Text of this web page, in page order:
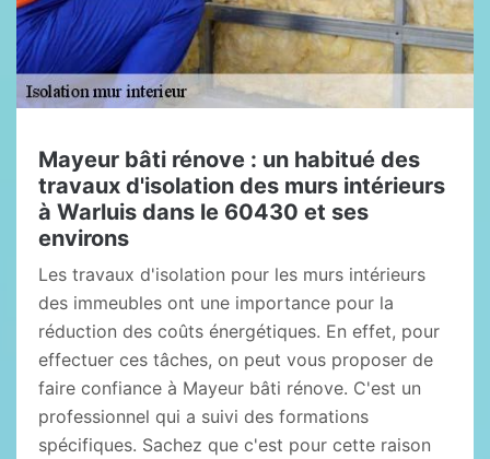
Mayeur bâti rénove : un habitué des
travaux d'isolation des murs intérieurs
à Warluis dans le 60430 et ses
environs
Les travaux d'isolation pour les murs intérieurs
des immeubles ont une importance pour la
réduction des coûts énergétiques. En effet, pour
effectuer ces tâches, on peut vous proposer de
faire confiance à Mayeur bâti rénove. C'est un
professionnel qui a suivi des formations
spécifiques. Sachez que c'est pour cette raison